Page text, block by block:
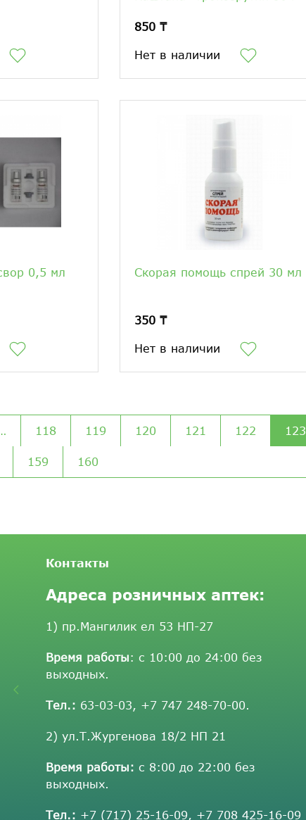
850 ₸
Нет в наличии
0,5 мл
Скорая помощь спрей 30 мл
350 ₸
Нет в наличии
118 119 120 121 122 123
159 160
Контакты
Адреса розничных аптек:
1) пр.Мангилик ел 53 НП-27
Время работы: с 10:00 до 24:00 без
выходных.
Тел.: 63-03-03, +7 747 248-70-00.
2) ул.Т.Жургенова 18/2 НП 21
Время работы: с 8:00 до 22:00 без
выходных.
Тел.: +7 (717) 25-16-09, +7 708 425-16-09